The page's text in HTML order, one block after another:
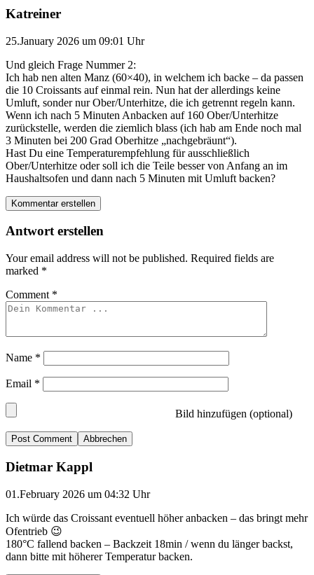
Katreiner
25.January 2026 um 09:01 Uhr
Und gleich Frage Nummer 2:
Ich hab nen alten Manz (60×40), in welchem ich backe – da passen
die 10 Croissants auf einmal rein. Nun hat der allerdings keine
Umluft, sonder nur Ober/Unterhitze, die ich getrennt regeln kann.
Wenn ich nach 5 Minuten Anbacken auf 160 Ober/Unterhitze
zurückstelle, werden die ziemlich blass (ich hab am Ende noch mal
3 Minuten bei 200 Grad Oberhitze „nachgebräunt“).
Hast Du eine Temperaturempfehlung für ausschließlich
Ober/Unterhitze oder soll ich die Teile besser von Anfang an im
Haushaltsofen und dann nach 5 Minuten mit Umluft backen?
Kommentar erstellen
Antwort erstellen
Your email address will not be published. Required fields are
marked *
Comment *
Name *
Email *
Bild hinzufügen (optional)
Abbrechen
Dietmar Kappl
01.February 2026 um 04:32 Uhr
Ich würde das Croissant eventuell höher anbacken – das bringt mehr
Ofentrieb 😉
180°C fallend backen – Backzeit 18min / wenn du länger backst,
dann bitte mit höherer Temperatur backen.